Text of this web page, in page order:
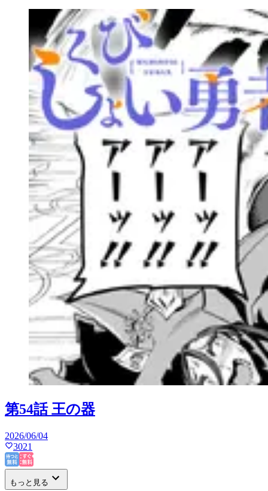
第54話 王の器
2026/06/04
3021
もっと見る